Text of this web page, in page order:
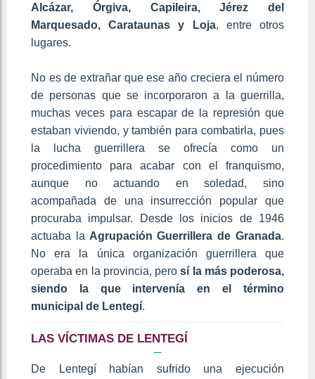
Alcázar, Órgiva, Capileira, Jérez del
Marquesado, Carataunas y Loja, entre otros
lugares.
No es de extrañar que ese año creciera el número
de personas que se incorporaron a la guerrilla,
muchas veces para escapar de la represión que
estaban viviendo, y también para combatirla, pues
la lucha guerrillera se ofrecía como un
procedimiento para acabar con el franquismo,
aunque no actuando en soledad, sino
acompañada de una insurrección popular que
procuraba impulsar. Desde los inicios de 1946
actuaba la Agrupación Guerrillera de Granada.
No era la única organización guerrillera que
operaba en la provincia, perosí la más poderosa,
siendo la que intervenía en el término
municipal de Lentegí.
LAS VÍCTIMAS DE LENTEGÍ
De Lentegí habían sufrido una ejecución